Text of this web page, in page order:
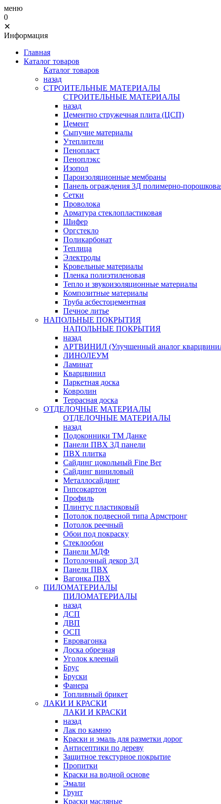
меню
0
✕
Информация
Главная
Каталог товаров
Каталог товаров
назад
СТРОИТЕЛЬНЫЕ МАТЕРИАЛЫ
СТРОИТЕЛЬНЫЕ МАТЕРИАЛЫ
назад
Цементно стружечная плита (ЦСП)
Цемент
Сыпучие материалы
Утеплители
Пенопласт
Пеноплэкс
Изопол
Пароизоляционные мембраны
Панель ограждения 3Д полимерно-
Сетки
Проволока
Арматура стеклопластиковая
Шифер
Оргстекло
Поликарбонат
Теплица
Электроды
Кровельные материалы
Пленка полиэтиленовая
Тепло и звукоизоляционные материалы
Композитные материалы
Труба асбестоцементная
Печное литье
НАПОЛЬНЫЕ ПОКРЫТИЯ
НАПОЛЬНЫЕ ПОКРЫТИЯ
назад
АРТВИНИЛ (Улучшенный аналог
ЛИНОЛЕУМ
Ламинат
Кварцвинил
Паркетная доска
Ковролин
Террасная доска
ОТДЕЛОЧНЫЕ МАТЕРИАЛЫ
ОТДЕЛОЧНЫЕ МАТЕРИАЛЫ
назад
Подоконники ТМ Данке
Панели ПВХ 3Д панели
ПВХ плитка
Сайдинг цокольный Fine Ber
Сайдинг виниловый
Металлосайдинг
Гипсокартон
Профиль
Плинтус пластиковый
Потолок подвесной типа Армстронг
Потолок реечный
Обои под покраску
Стеклообои
Панели МДФ
Потолочный декор 3Д
Панели ПВХ
Вагонка ПВХ
ПИЛОМАТЕРИАЛЫ
ПИЛОМАТЕРИАЛЫ
назад
ДСП
ДВП
ОСП
Евровагонка
Доска обрезная
Уголок клееный
Брус
Бруски
Фанера
Топливный брикет
ЛАКИ И КРАСКИ
ЛАКИ И КРАСКИ
назад
Лак по камню
Краски и эмаль для разметки дорог
Антисептики по дереву
Защитное текстурное покрытие
Пропитки
Краски на водной основе
Эмали
Грунт
Краски масляные